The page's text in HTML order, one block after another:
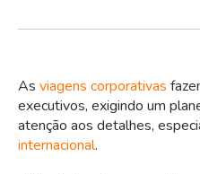
As viagens corporativas
executivos, exigindo um
atenção aos detalhes,
internacional.